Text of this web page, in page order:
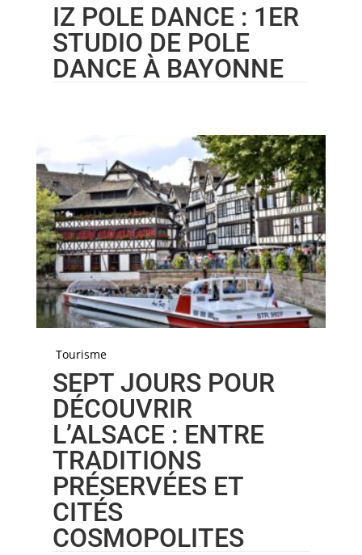
IZ POLE DANCE : 1ER
STUDIO DE POLE
DANCE À BAYONNE
Tourisme
SEPT JOURS POUR
DÉCOUVRIR
L’ALSACE : ENTRE
TRADITIONS
PRÉSERVÉES ET
CITÉS
COSMOPOLITES